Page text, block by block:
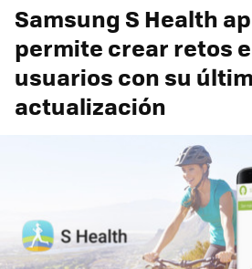
Samsung S Health
permite crear retos
usuarios con su
actualización